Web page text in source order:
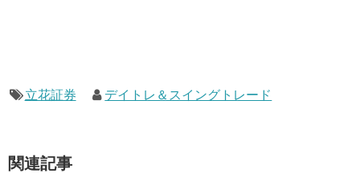
立花証券 デイトレ＆スイングトレード
関連記事